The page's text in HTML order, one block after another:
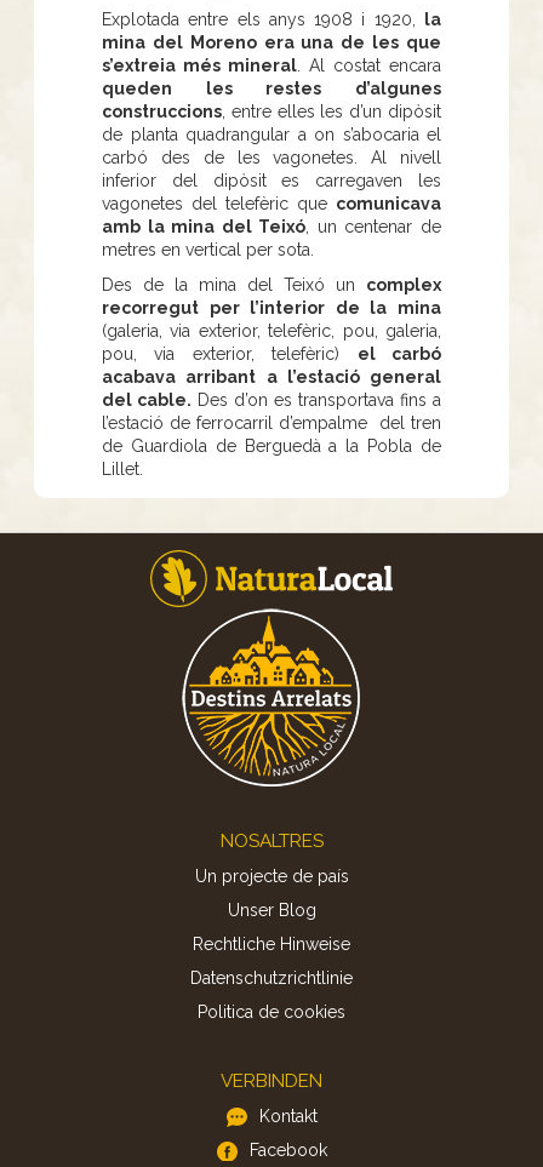
Explotada entre els anys 1908 i 1920,
la
mina del Moreno era una de les que
s’extreia més mineral . Al costat encara
queden les restes d’algunes
construccions , entre elles les d’un dipòsit
de planta quadrangular a on s’abocaria el
carbó des de les vagonetes. Al nivell
inferior del dipòsit es carregaven les
vagonetes del telefèric que comunicava
amb la mina del Teixó , un centenar de
metres en vertical per sota.
Des de la mina del Teixó un complex
recorregut per l’interior de la mina
(galeria, via exterior, telefèric, pou, galeria,
pou, via exterior, telefèric) el carbó
acabava arribant a l’estació general
del cable. Des d’on es transportava fins a
l’estació de ferrocarril d’empalme del tren
de Guardiola de Berguedà a la Pobla de
Lillet.
NOSALTRES
Un projecte de país
Unser Blog
Rechtliche Hinweise
Datenschutzrichtlinie
Politica de cookies
VERBINDEN
Kontakt
Facebook